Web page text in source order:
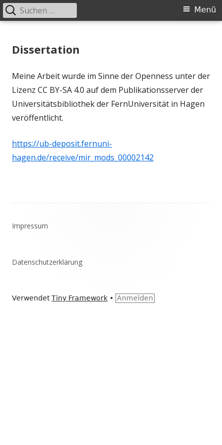
zum
Primäres
Menü
Suchen
nach:
Dissertation
Meine Arbeit wurde im Sinne der Openness unter der
Lizenz CC BY-SA 4.0 auf dem Publikationsserver der
Universitätsbibliothek der FernUniversität in Hagen
veröffentlicht.
https://ub-deposit.fernuni-
hagen.de/receive/mir_mods_00002142
Inhalt
Impressum
Datenschutzerklärung
VerwendetTiny Framework • Anmelden